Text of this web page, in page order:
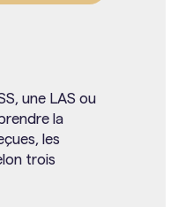
une LAS ou
la
les
trois